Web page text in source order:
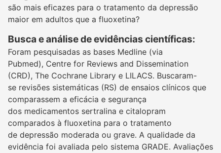
são mais eficazes para o tratamento da depressão
maior em adultos que a fluoxetina?
Busca e análise de evidências científicas:
Foram pesquisadas as bases Medline (via
Pubmed), Centre for Reviews and Dissemination
(CRD), The Cochrane Library e LILACS. Buscaram-
se revisões sistemáticas (RS) de ensaios clínicos que
comparassem a eficácia e segurança
dos medicamentos sertralina e citalopram
comparados à fluoxetina para o tratamento
de depressão moderada ou grave. A qualidade da
evidência foi avaliada pelo sistema GRADE. Avaliações